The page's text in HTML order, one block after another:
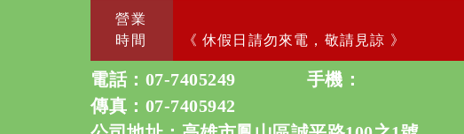
營業
時間
《 休假日請勿來電，敬請見諒 》
電話： 07-7405249
手機：
傳真：07-7405942